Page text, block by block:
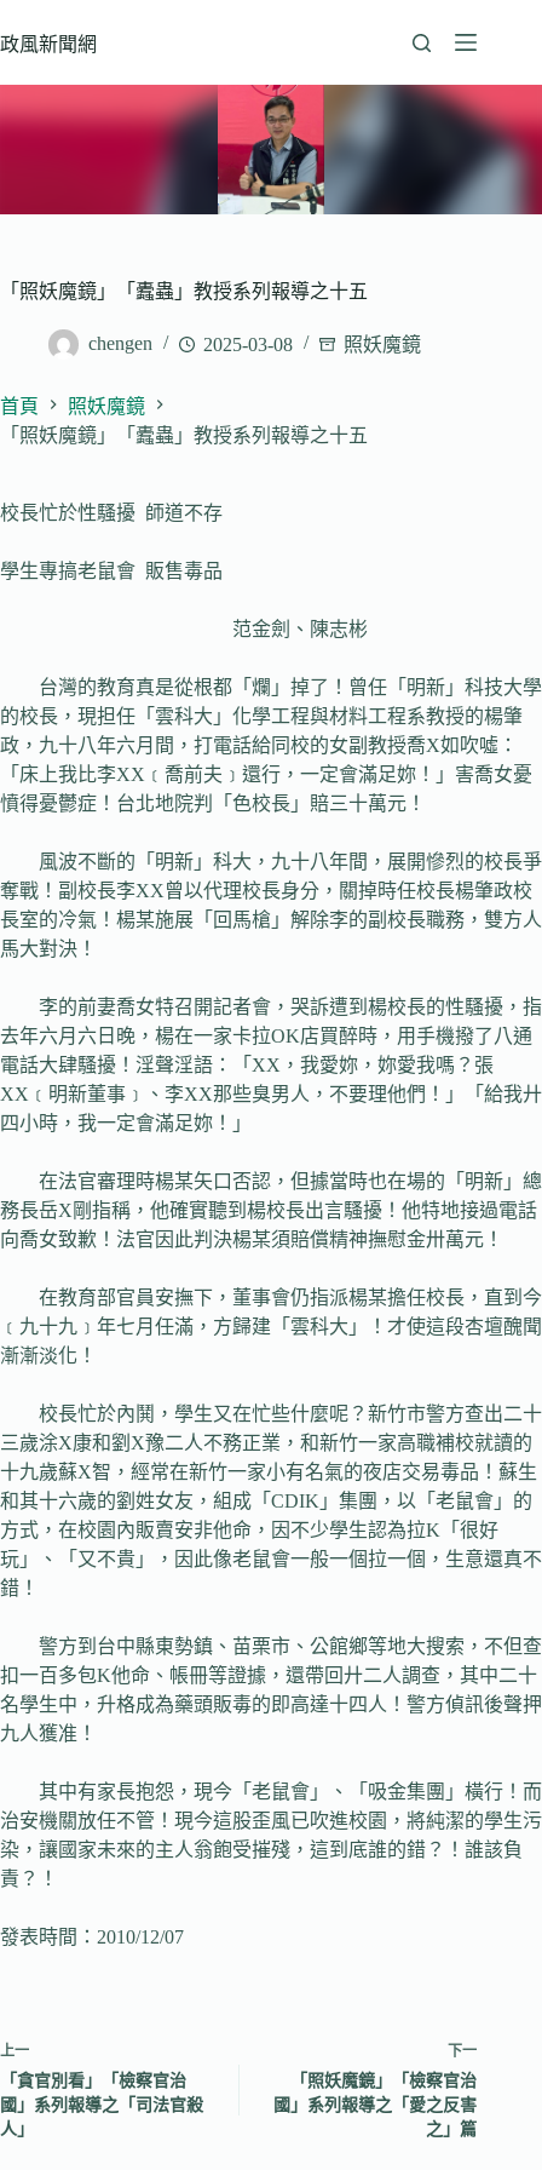
至
政風新聞網
「照妖魔鏡」「蠹蟲」教授系列報導之十五
chengen 2025-03-08 照妖魔鏡
首頁
照妖魔鏡
「照妖魔鏡」「蠹蟲」教授系列報導之十五
校長忙於性騷擾 師道不存
學生專搞老鼠會 販售毒品
范金劍、陳志彬
台灣的教育真是從根都「爛」掉了！曾任「明新」科技大學
的校長，現担任「雲科大」化學工程與材料工程系教授的楊肇
政，九十八年六月間，打電話給同校的女副教授喬X如吹噓：
「床上我比李XX﹝喬前夫﹞還行，一定會滿足妳！」害喬女憂
憤得憂鬱症！台北地院判「色校長」賠三十萬元！
風波不斷的「明新」科大，九十八年間，展開慘烈的校長爭
奪戰！副校長李XX曾以代理校長身分，關掉時任校長楊肇政校
長室的冷氣！楊某施展「回馬槍」解除李的副校長職務，雙方人
馬大對決！
李的前妻喬女特召開記者會，哭訴遭到楊校長的性騷擾，指
去年六月六日晚，楊在一家卡拉OK店買醉時，用手機撥了八通
電話大肆騷擾！淫聲淫語：「XX，我愛妳，妳愛我嗎？張
XX﹝明新董事﹞、李XX那些臭男人，不要理他們！」「給我廾
四小時，我一定會滿足妳！」
在法官審理時楊某矢口否認，但據當時也在場的「明新」總
務長岳X剛指稱，他確實聽到楊校長出言騷擾！他特地接過電話
向喬女致歉！法官因此判決楊某須賠償精神撫慰金卅萬元！
在教育部官員安撫下，董事會仍指派楊某擔任校長，直到今
﹝九十九﹞年七月任滿，方歸建「雲科大」！才使這段杏壇醜聞
漸漸淡化！
校長忙於內鬨，學生又在忙些什麼呢？新竹市警方查出二十
三歲涂X康和劉X豫二人不務正業，和新竹一家高職補校就讀的
十九歲蘇X智，經常在新竹一家小有名氣的夜店交易毒品！蘇生
和其十六歲的劉姓女友，組成「CDIK」集團，以「老鼠會」的
方式，在校園內販賣安非他命，因不少學生認為拉K「很好
玩」、「又不貴」，因此像老鼠會一般一個拉一個，生意還真不
錯！
警方到台中縣東勢鎮、苗栗市、公館鄉等地大搜索，不但查
扣一百多包K他命、帳冊等證據，還帶回廾二人調查，其中二十
名學生中，升格成為藥頭販毒的即高達十四人！警方偵訊後聲押
九人獲准！
其中有家長抱怨，現今「老鼠會」、「吸金集團」橫行！而
治安機關放任不管！現今這股歪風已吹進校園，將純潔的學生污
染，讓國家未來的主人翁飽受摧殘，這到底誰的錯？！誰該負
責？！
發表時間：2010/12/07
上一
「貪官別看」「檢察官治
國」系列報導之「司法官殺
人」
下一
「照妖魔鏡」「檢察官治
國」系列報導之「愛之反害
之」篇